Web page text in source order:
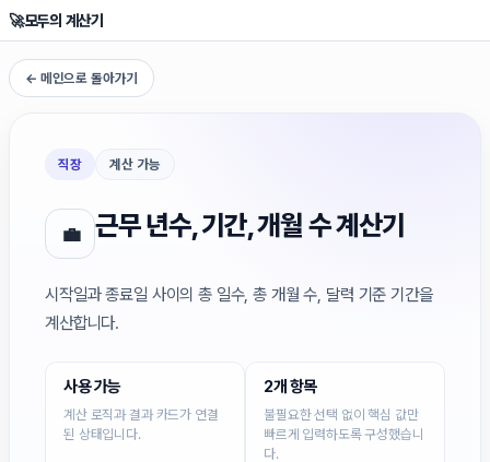
🚀모두의 계산기
← 메인으로 돌아가기
직장 계산 가능
💼 근무 년수, 기간, 개월 수 계산기
시작일과 종료일 사이의 총 일수, 총 개월 수, 달력 기준 기간을
계산합니다.
사용 가능
계산 로직과 결과 카드가 연결
된 상태입니다.
2개 항목
불필요한 선택 없이 핵심 값만
빠르게 입력하도록 구성했습니
다.